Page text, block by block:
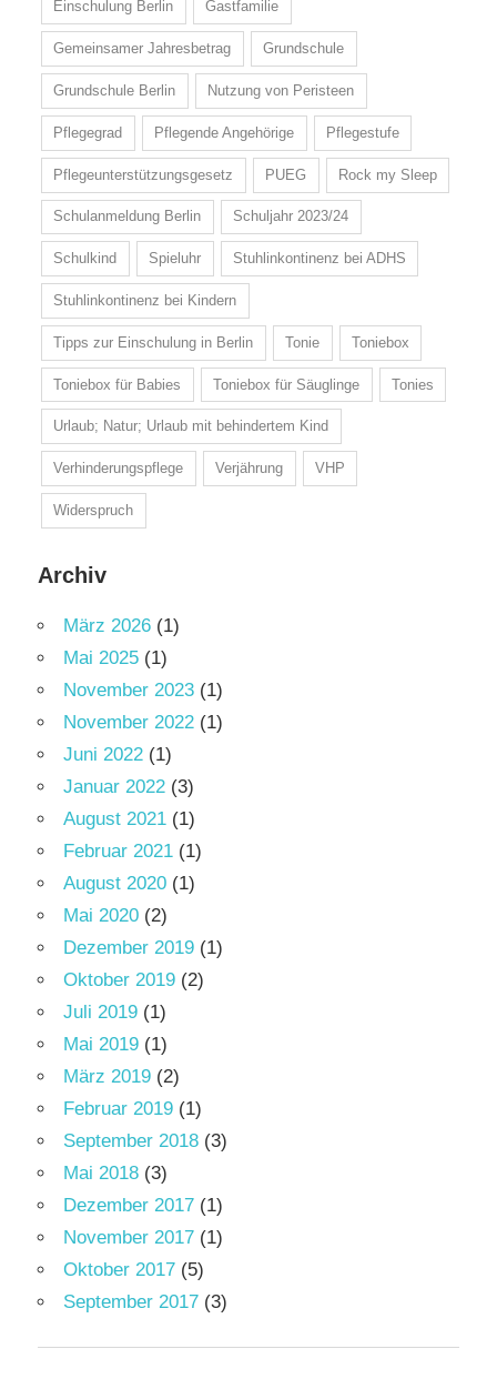
Einschulung Berlin Gastfamilie
Gemeinsamer Jahresbetrag Grundschule
Grundschule Berlin Nutzung von Peristeen
Pflegegrad Pflegende Angehörige Pflegestufe
Pflegeunterstützungsgesetz PUEG Rock my Sleep
Schulanmeldung Berlin Schuljahr 2023/24
Schulkind Spieluhr Stuhlinkontinenz bei ADHS
Stuhlinkontinenz bei Kindern
Tipps zur Einschulung in Berlin Tonie Toniebox
Toniebox für Babies Toniebox für Säuglinge Tonies
Urlaub; Natur; Urlaub mit behindertem Kind
Verhinderungspflege Verjährung VHP
Widerspruch
Archiv
März 2026 (1)
Mai 2025 (1)
November 2023 (1)
November 2022 (1)
Juni 2022 (1)
Januar 2022 (3)
August 2021 (1)
Februar 2021 (1)
August 2020 (1)
Mai 2020 (2)
Dezember 2019 (1)
Oktober 2019 (2)
Juli 2019 (1)
Mai 2019 (1)
März 2019 (2)
Februar 2019 (1)
September 2018 (3)
Mai 2018 (3)
Dezember 2017 (1)
November 2017 (1)
Oktober 2017 (5)
September 2017 (3)